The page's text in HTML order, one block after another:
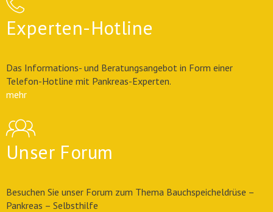
Experten-Hotline
Das Informations- und Beratungsangebot in Form einer
Telefon-Hotline mit Pankreas-Experten.
mehr
Unser Forum
Besuchen Sie unser Forum zum Thema Bauchspeicheldrüse –
Pankreas – Selbsthilfe